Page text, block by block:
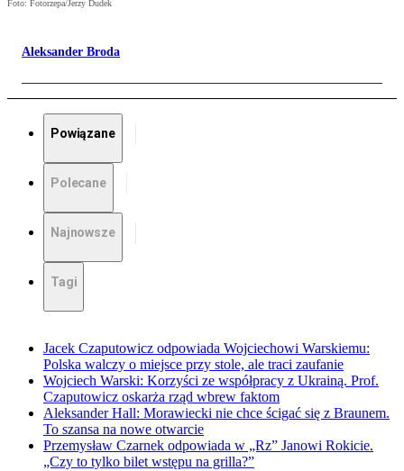
Foto: Fotorzepa/Jerzy Dudek
Aleksander Broda
Powiązane
Polecane
Najnowsze
Tagi
Jacek Czaputowicz odpowiada Wojciechowi Warskiemu:
Polska walczy o miejsce przy stole, ale traci zaufanie
Wojciech Warski: Korzyści ze współpracy z Ukrainą. Prof.
Czaputowicz oskarża rząd wbrew faktom
Aleksander Hall: Morawiecki nie chce ścigać się z Braunem.
To szansa na nowe otwarcie
Przemysław Czarnek odpowiada w „Rz” Janowi Rokicie.
„Czy to tylko bilet wstępu na grilla?”